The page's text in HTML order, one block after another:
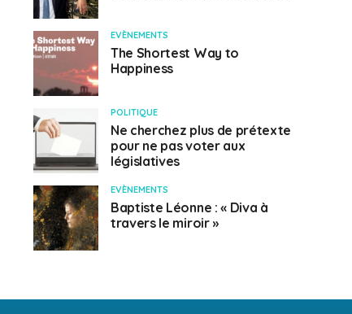
EVÈNEMENTS
The Shortest Way to
Happiness
POLITIQUE
Ne cherchez plus de prétexte
pour ne pas voter aux
législatives
EVÈNEMENTS
Baptiste Léonne : « Diva à
travers le miroir »